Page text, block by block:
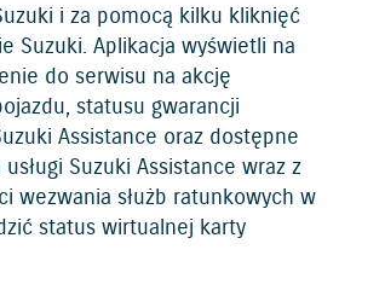
i za pomocą kilku kliknięć
Suzuki. Aplikacja wyświetli na
do serwisu na akcję
statusu gwarancji
Assistance oraz dostępne
Suzuki Assistance wraz z
wezwania służb ratunkowych w
status wirtualnej karty